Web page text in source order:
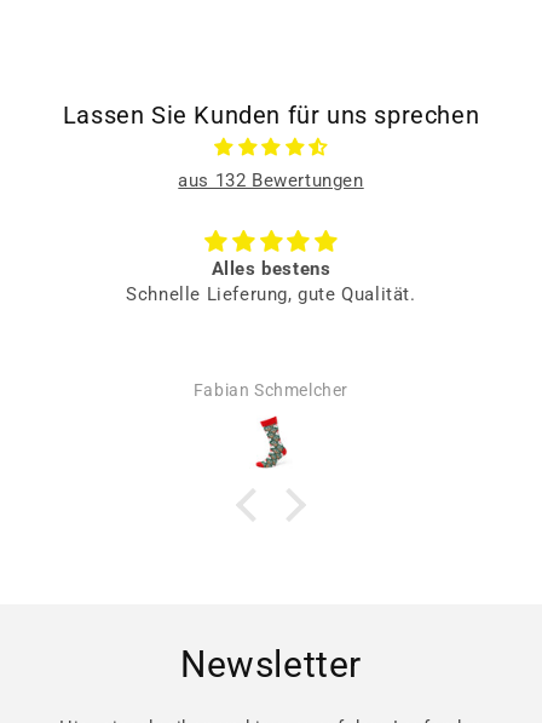
Lassen Sie Kunden für uns sprechen
aus 132 Bewertungen
Alles bestens
Schnelle Lieferung, gute Qualität.
Fabian Schmelcher
Newsletter